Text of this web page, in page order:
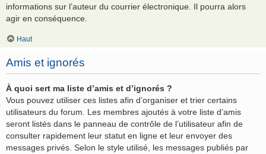
informations sur l’auteur du courrier électronique. Il pourra alors
agir en conséquence.
Haut
Amis et ignorés
À quoi sert ma liste d’amis et d’ignorés ?
Vous pouvez utiliser ces listes afin d’organiser et trier certains
utilisateurs du forum. Les membres ajoutés à votre liste d’amis
seront listés dans le panneau de contrôle de l’utilisateur afin de
consulter rapidement leur statut en ligne et leur envoyer des
messages privés. Selon le style utilisé, les messages publiés par